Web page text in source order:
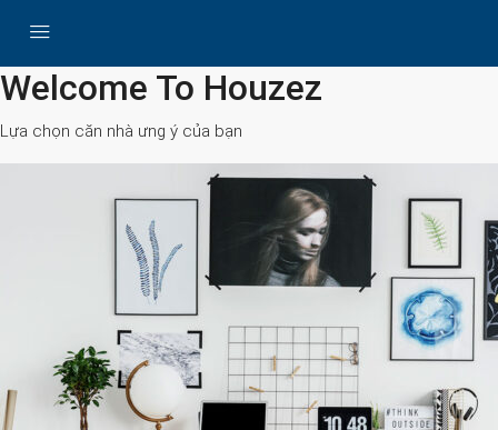
Search
Welcome To Houzez
Lựa chọn căn nhà ưng ý của bạn